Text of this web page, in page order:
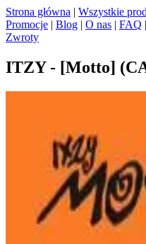
Strona główna | Wszystkie
Promocje | Blog | O nas | FAQ |
Zwroty
ITZY - [Motto]